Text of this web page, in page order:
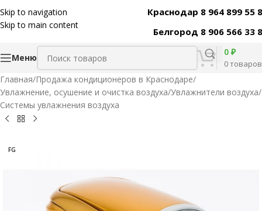
Skip to navigation
Skip to main content
Краснодар 8 964 899 55
Белгород 8 906 566 33
Меню
0товаров
0 ₽
Главная/Продажа кондиционеров в Краснодаре/
Увлажнение, осушение и очистка воздуха/Увлажнители воздуха/
Системы увлажнения воздуха
Код товара:31780
FG